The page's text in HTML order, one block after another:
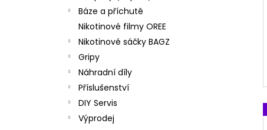
Báze a příchutě
Nikotinové filmy OREE
Nikotinové sáčky BAGZ
Gripy
Náhradní díly
Příslušenství
DIY Servis
Výprodej